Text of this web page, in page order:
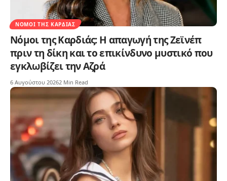
ΝΌΜΟΙ ΤΗΣ ΚΑΡΔΙΆΣ
Νόμοι της Καρδιάς: Η απαγωγή της Ζεϊνέπ
πριν τη δίκη και το επικίνδυνο μυστικό που
εγκλωβίζει την Αζρά
6 Αυγούστου 20262 Min Read